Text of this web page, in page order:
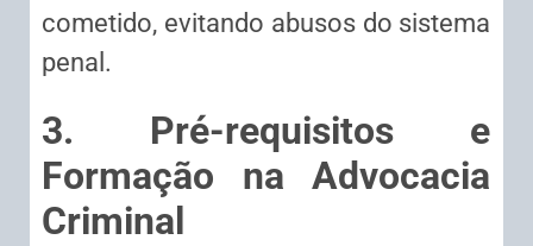
cometido, evitando abusos do sistema
penal.
3. Pré-requisitos e
Formação na Advocacia
Criminal